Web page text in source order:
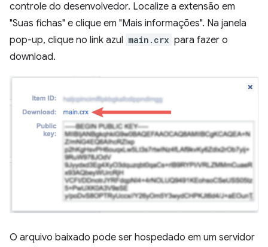
controle do desenvolvedor. Localize a extensão em
"Suas fichas" e clique em "Mais informações". Na janela
pop-up, clique no link azul main.crx para fazer o
download.
O arquivo baixado pode ser hospedado em um servidor